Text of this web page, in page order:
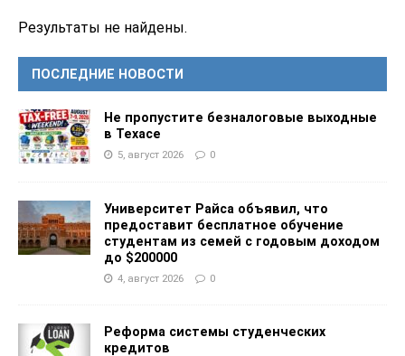
Результаты не найдены.
ПОСЛЕДНИЕ НОВОСТИ
Не пропустите безналоговые выходные
в Техасе
5, август 2026 0
Университет Райса объявил, что
предоставит бесплатное обучение
студентам из семей с годовым доходом
до $200000
4, август 2026 0
Реформа системы студенческих
кредитов